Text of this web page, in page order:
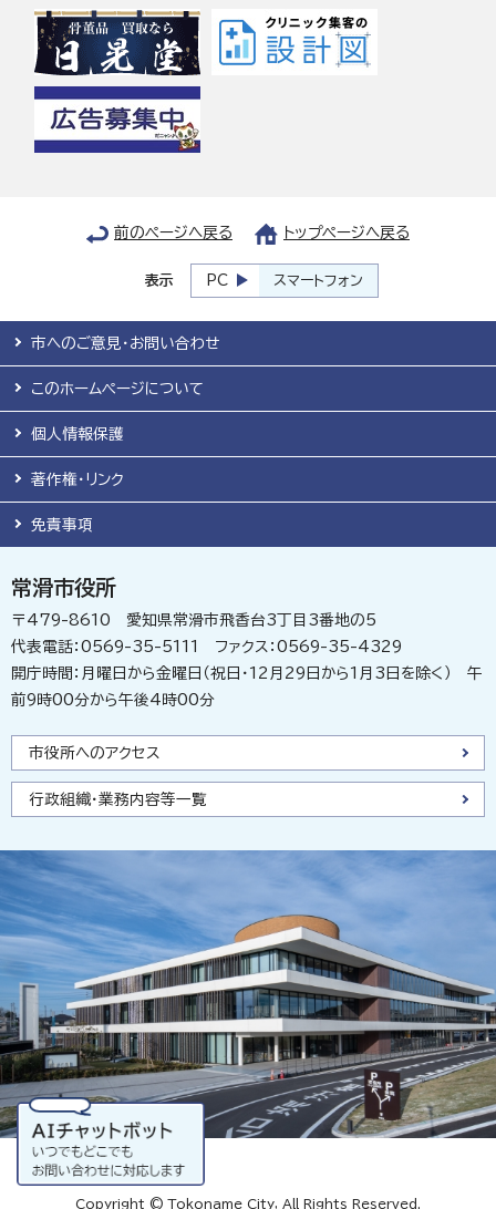
前のページへ戻る トップページへ戻る
表示 PC スマートフォン
市へのご意見・お問い合わせ
このホームページについて
個人情報保護
著作権・リンク
免責事項
常滑市役所
〒479-8610 愛知県常滑市飛香台3丁目3番地の5
代表電話：0569-35-5111 ファクス：0569-35-4329
開庁時間：月曜日から金曜日（祝日・12月29日から1月3日を除く） 午
前9時00分から午後4時00分
市役所へのアクセス
行政組織・業務内容等一覧
Copyright © Tokoname City, All Rights Reserved.